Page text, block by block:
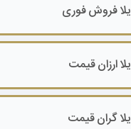
فروش فوری
ارزان قیمت
گران قیمت